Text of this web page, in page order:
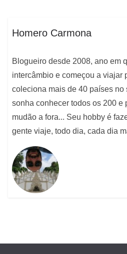
Homero Carmona
Blogueiro desde 2008, ano em
intercâmbio e começou a viajar
coleciona mais de 40 países no
sonha conhecer todos os 200 e
mudão a fora... Seu hobby é
gente viaje, todo dia, cada dia